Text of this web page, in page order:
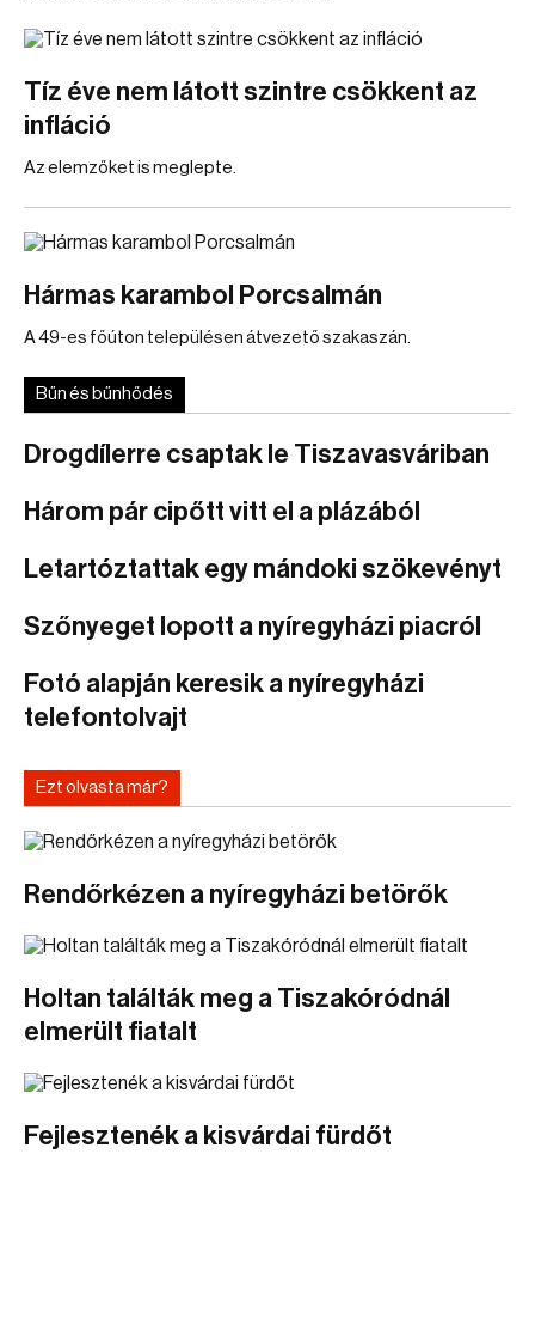
Tíz éve nem látott szintre csökkent az
infláció
Az elemzőket is meglepte.
Hármas karambol Porcsalmán
A 49-es főúton településen átvezető szakaszán.
Bűn és bűnhődés
Drogdílerre csaptak le Tiszavasváriban
Három pár cipőtt vitt el a plázából
Letartóztattak egy mándoki szökevényt
Szőnyeget lopott a nyíregyházi piacról
Fotó alapján keresik a nyíregyházi
telefontolvajt
Ezt olvasta már?
Rendőrkézen a nyíregyházi betörők
Holtan találták meg a Tiszakóródnál
elmerült fiatalt
Fejlesztenék a kisvárdai fürdőt